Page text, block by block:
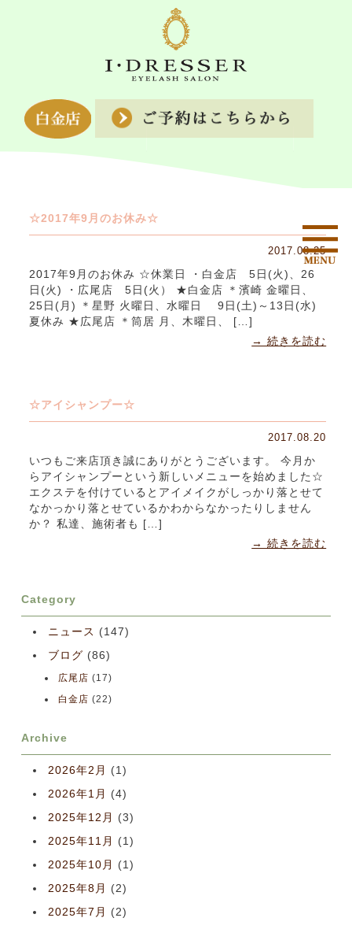
☆2017年9月のお休み☆
2017.08.25
2017年9月のお休み ☆休業日 ・白金店 5日(火)、26
日(火) ・広尾店 5日(火） ★白金店 ＊濱崎 金曜日、
25日(月) ＊星野 火曜日、水曜日 9日(土)～13日(水)
夏休み ★広尾店 ＊筒居 月、木曜日、 […]
→ 続きを読む
☆アイシャンプー☆
2017.08.20
いつもご来店頂き誠にありがとうございます。 今月か
らアイシャンプーという新しいメニューを始めました☆
エクステを付けているとアイメイクがしっかり落とせて
なかっかり落とせているかわからなかったりしません
か？ 私達、施術者も […]
→ 続きを読む
Category
ニュース (147)
ブログ (86)
広尾店 (17)
白金店 (22)
Archive
2026年2月
(1)
2026年1月
(4)
2025年12月
(3)
2025年11月
(1)
2025年10月
(1)
2025年8月
(2)
2025年7月
(2)